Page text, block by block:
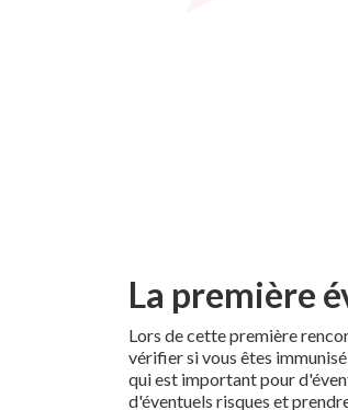
La première
Lors de cette première
vérifier si vous êtes
qui est important pour
d'éventuels risques et